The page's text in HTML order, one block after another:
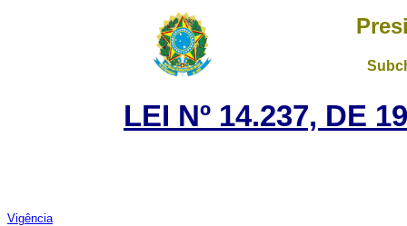
LEI Nº 14.237, DE
Vigência